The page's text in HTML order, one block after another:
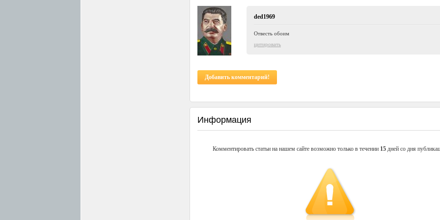
ded1969
Отвесть обоим
цитировать
Добавить комментарий!
Информация
Комментировать статьи на нашем сайте возможно только в течении 15дней со дня